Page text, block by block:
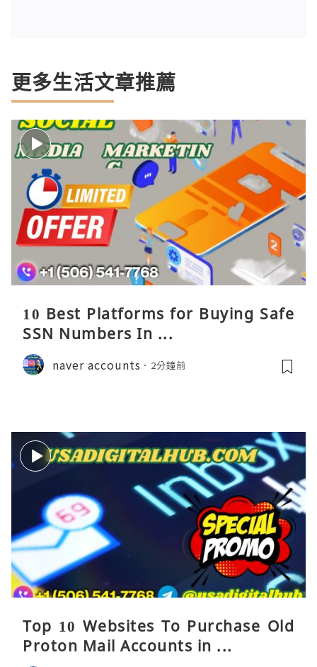
更多生活文章推薦
10 Best Platforms for Buying Safe
SSN Numbers In ...
naver accounts 2分鐘前
Top 10 Websites To Purchase Old
Proton Mail Accounts in ...